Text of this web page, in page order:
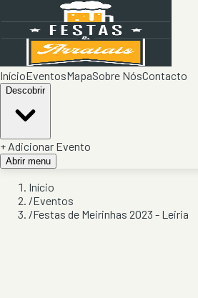
InícioEventosMapaSobre NósContacto
Descobrir
+ Adicionar Evento
Abrir menu
Início
/Eventos
/Festas de Meirinhas 2023 - Leiria